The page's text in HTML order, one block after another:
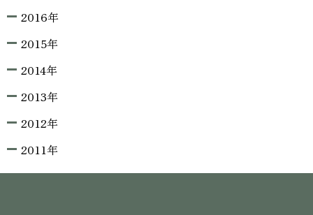
2016年
2015年
2014年
2013年
2012年
2011年